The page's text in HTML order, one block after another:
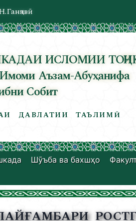
ИСЛОМИИ
Аъзам-Абуҳанифа
Собит
ДАВЛАТИИ ТАЪЛИМӢ
Шӯъба ва бахшҳо